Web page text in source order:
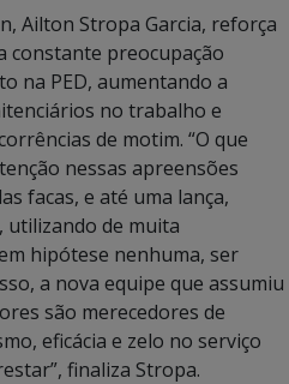
Ailton Stropa Garcia, reforça
constante preocupação
na PED, aumentando a
no trabalho e
de motim. “O que
nessas apreensões
facas, e até uma lança,
utilizando de muita
hipótese nenhuma, ser
a nova equipe que assumiu
são merecedores de
eficácia e zelo no serviço
finaliza Stropa.